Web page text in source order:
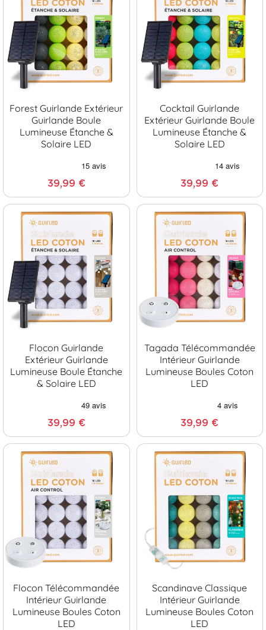
Forest Guirlande Extérieur
Guirlande Boule
Lumineuse Étanche &
Solaire LED
39,99 €
Cocktail Guirlande
Extérieur Guirlande Boule
Lumineuse Étanche &
Solaire LED
39,99 €
Flocon Guirlande
Extérieur Guirlande
Lumineuse Boule Étanche
& Solaire LED
39,99 €
Tagada Télécommandée
Intérieur Guirlande
Lumineuse Boules Coton
LED
39,99 €
Flocon Télécommandée
Intérieur Guirlande
Lumineuse Boules Coton
LED
Scandinave Classique
Intérieur Guirlande
Lumineuse Boules Coton
LED